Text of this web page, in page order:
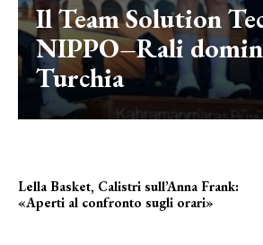
Il Team Solution
NIPPO–Rali
Turchia
Lella Basket, Calistri sull’Anna Frank:
«Aperti al confronto sugli orari»